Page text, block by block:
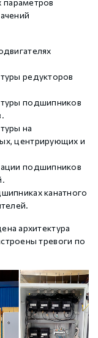
редукторов
подшипников
на
центрирующих и
подшипников
канатного
архитектура
тревоги по